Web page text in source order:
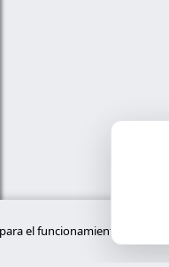
el funcionamiento básico